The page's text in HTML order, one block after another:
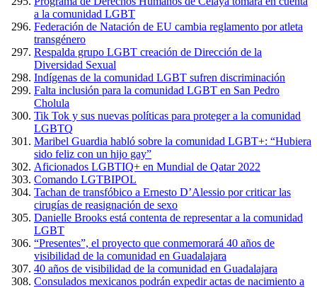
a la comunidad LGBT
Federación de Natación de EU cambia reglamento por atleta
transgénero
Respalda grupo LGBT creación de Dirección de la
Diversidad Sexual
Indígenas de la comunidad LGBT sufren discriminación
Falta inclusión para la comunidad LGBT en San Pedro
Cholula
Tik Tok y sus nuevas políticas para proteger a la comunidad
LGBTQ
Maribel Guardia habló sobre la comunidad LGBT+: “Hubiera
sido feliz con un hijo gay”
Aficionados LGBTIQ+ en Mundial de Qatar 2022
Comando LGTBIPOL
Tachan de transfóbico a Ernesto D’Alessio por criticar las
cirugías de reasignación de sexo
Danielle Brooks está contenta de representar a la comunidad
LGBT
“Presentes”, el proyecto que conmemorará 40 años de
visibilidad de la comunidad en Guadalajara
40 años de visibilidad de la comunidad en Guadalajara
Consulados mexicanos podrán expedir actas de nacimiento a